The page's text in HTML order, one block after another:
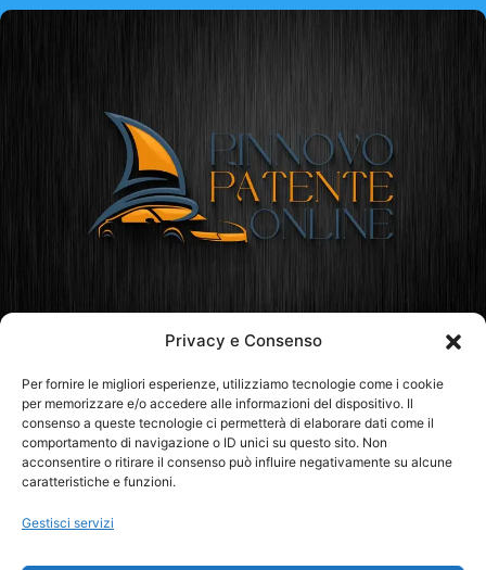
Privacy e Consenso
Per fornire le migliori esperienze, utilizziamo tecnologie come i cookie
per memorizzare e/o accedere alle informazioni del dispositivo. Il
consenso a queste tecnologie ci permetterà di elaborare dati come il
comportamento di navigazione o ID unici su questo sito. Non
acconsentire o ritirare il consenso può influire negativamente su alcune
caratteristiche e funzioni.
Gestisci servizi
Rinnovo Patente Online
ABRUZZO